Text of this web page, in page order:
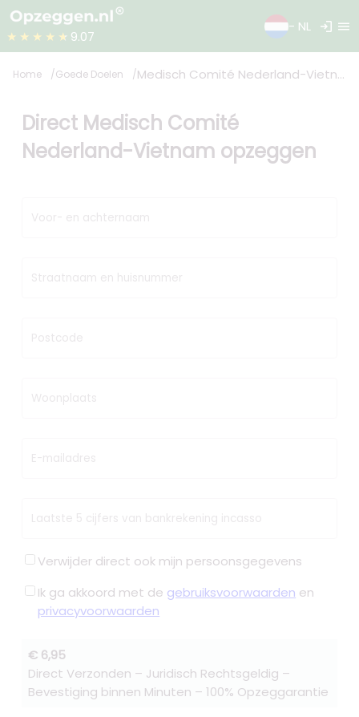
★★★★★ 9.07
- NL login menu
Home Goede Doelen Medisch Comité Nederland-Vietnam (MCNV)
Direct Medisch Comité
Nederland-Vietnam opzeggen
Voor- en achternaam
Straatnaam en huisnummer
Postcode
Woonplaats
E-mailadres
Laatste 5 cijfers van bankrekening incasso
Verwijder direct ook mijn persoonsgegevens
Ik ga akkoord met de gebruiksvoorwaarden en
privacyvoorwaarden
€ 6,95
Direct Verzonden – Juridisch Rechtsgeldig –
Bevestiging binnen Minuten – 100% Opzeggarantie